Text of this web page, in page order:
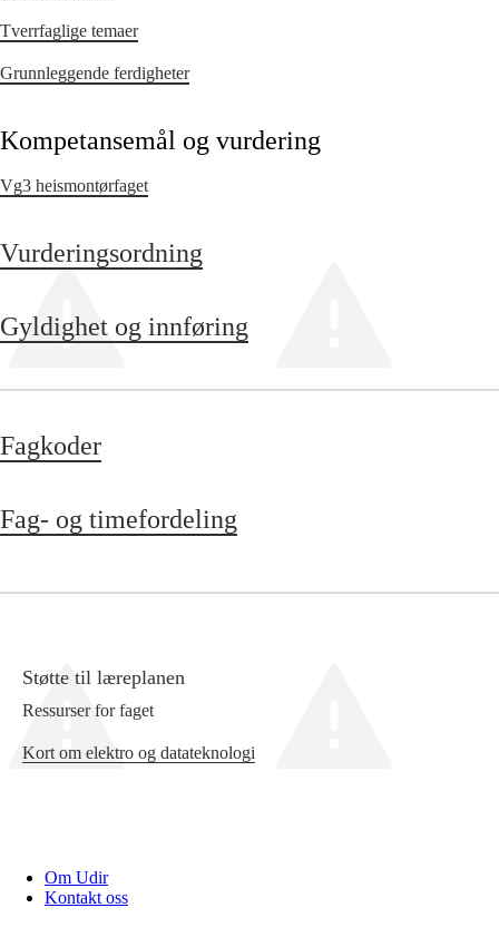
Tverrfaglige temaer
Grunnleggende ferdigheter
Kompetansemål og vurdering
Vg3 heismontørfaget
Vurderingsordning
Gyldighet og innføring
Fagkoder
Fag- og timefordeling
Støtte til læreplanen
Ressurser for faget
Kort om elektro og datateknologi
Om Udir
Kontakt oss